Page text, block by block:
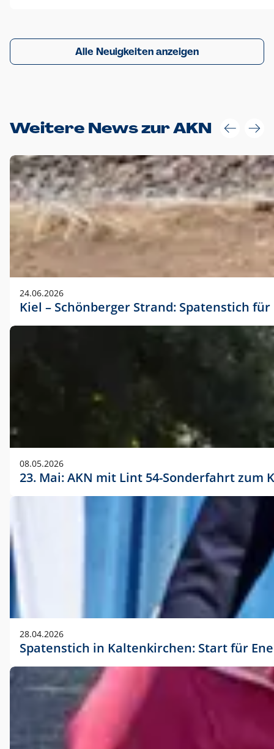
Alle Neuigkeiten anzeigen
Weitere News zur AKN
24.06.2026
Kiel – Schönberger Strand: Spatenstich
08.05.2026
23. Mai: AKN mit Lint 54-Sonderfahrt
28.04.2026
Spatenstich in Kaltenkirchen: Start für